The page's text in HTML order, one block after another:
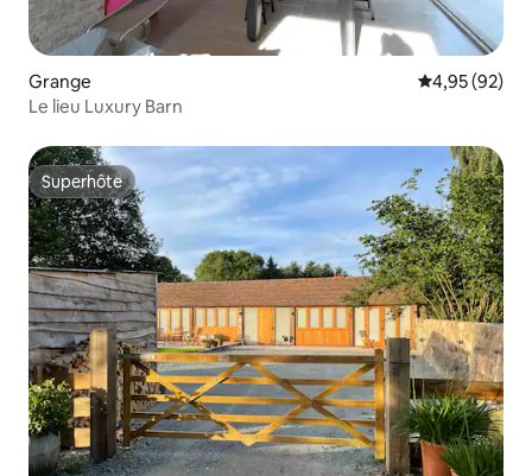
Grange Évaluation
4,95 (92)
Le lieu Luxury Barn
Superhôte
Superhôte